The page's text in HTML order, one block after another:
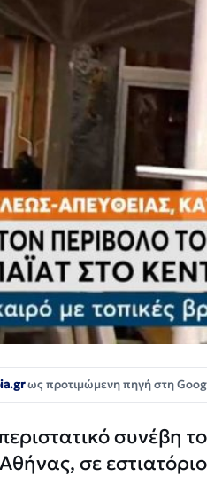
ως προτιμώμενη πηγή στη
συνέβη
σε